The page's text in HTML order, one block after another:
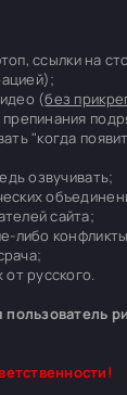
ссылки на
(без
"когда
озвучивать;
сайта;
либо
от русского.